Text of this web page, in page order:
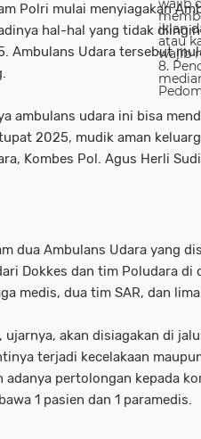
Polri mulai menyiagakan
hal-hal yang tidak
Ambulans Udara tersebut
ambulans udara ini bisa
2025, mudik aman
Kombes Pol. Agus Herli
dua Ambulans Udara yang
Dokkes dan tim Poludara di
medis, dua tim SAR, dan lima
ujarnya, akan disiagakan di
terjadi kecelakaan
adanya pertolongan kepada
1 pasien dan 1 paramedis.